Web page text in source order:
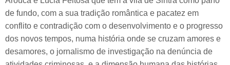
de fundo, com a sua tradição romântica e pacatez em
conflito e contradição com o desenvolvimento e o progresso
dos novos tempos, numa história onde se cruzam amores e
desamores, o jornalismo de investigação na denúncia de